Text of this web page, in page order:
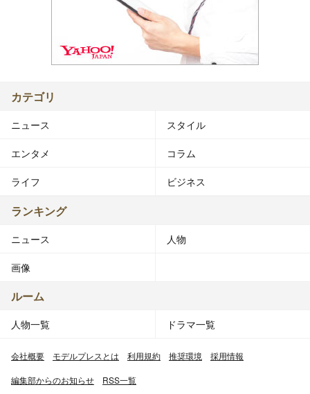
カテゴリ
ニュース スタイル
エンタメ コラム
ライフ ビジネス
ランキング
ニュース 人物
画像
ルーム
人物一覧 ドラマ一覧
会社概要 モデルプレスとは 利用規約 推奨環境 採用情報
編集部からのお知らせ RSS一覧